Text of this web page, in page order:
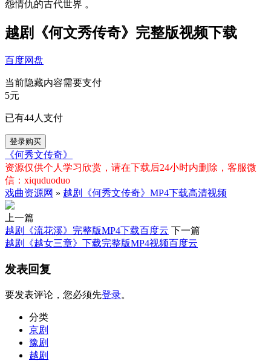
怨情仇的古代世界 。
越剧《何文秀传奇》完整版视频下载
百度网盘
当前隐藏内容需要支付
5元
已有44人支付
登录购买
《何秀文传奇》
资源仅供个人学习欣赏，请在下载后24小时内删除，客服微
信：xiquduoduo
戏曲资源网 » 越剧《何秀文传奇》MP4下载高清视频
上一篇
越剧《流花溪》完整版MP4下载百度云 下一篇
越剧《越女三章》下载完整版MP4视频百度云
发表回复
要发表评论，您必须先登录。
分类
京剧
豫剧
越剧